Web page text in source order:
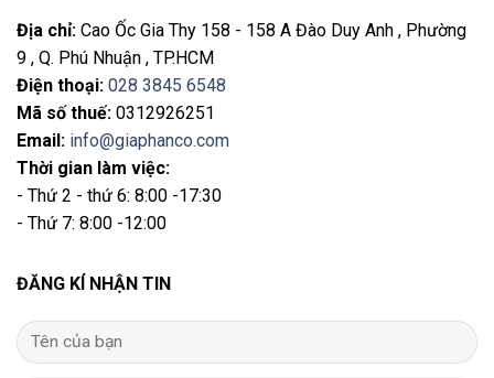
Địa chỉ: Cao Ốc Gia Thy 158 - 158 A Đào Duy Anh , Phường
9 , Q. Phú Nhuận , TP.HCM
Điện thoại: 028 3845 6548
Mã số thuế: 0312926251
Email: info@giaphanco.com
Thời gian làm việc:
- Thứ 2 - thứ 6: 8:00 -17:30
- Thứ 7: 8:00 -12:00
ĐĂNG KÍ NHẬN TIN